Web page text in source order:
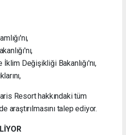
Değişikliği Bakanlığı'nı,
Resort hakkındaki tüm
araştırılmasını talep ediyor.